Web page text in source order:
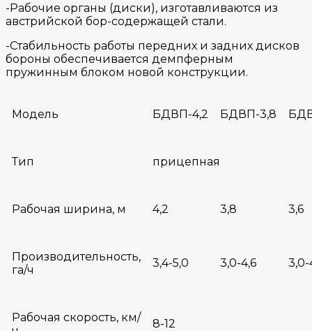
-Рабочие органы (диски), изготавливаются из
австрийской бор-содержащей стали.
-Стабильность работы передних и задних дисков
бороны обеспечивается демпферным
пружинным блоком новой конструкции.
Модель БДВП-4,2 БДВП-3,8
Тип прицепная
Рабочая ширина, м 4,2 3,8 3,6
Производительность,
га/ч
3,4-5,0 3,0-4,6 3,0-
Рабочая скорость, км/
8-12